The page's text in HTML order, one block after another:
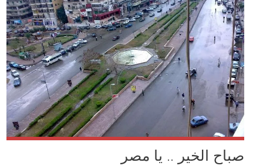
صباح الخير .. يا مصر